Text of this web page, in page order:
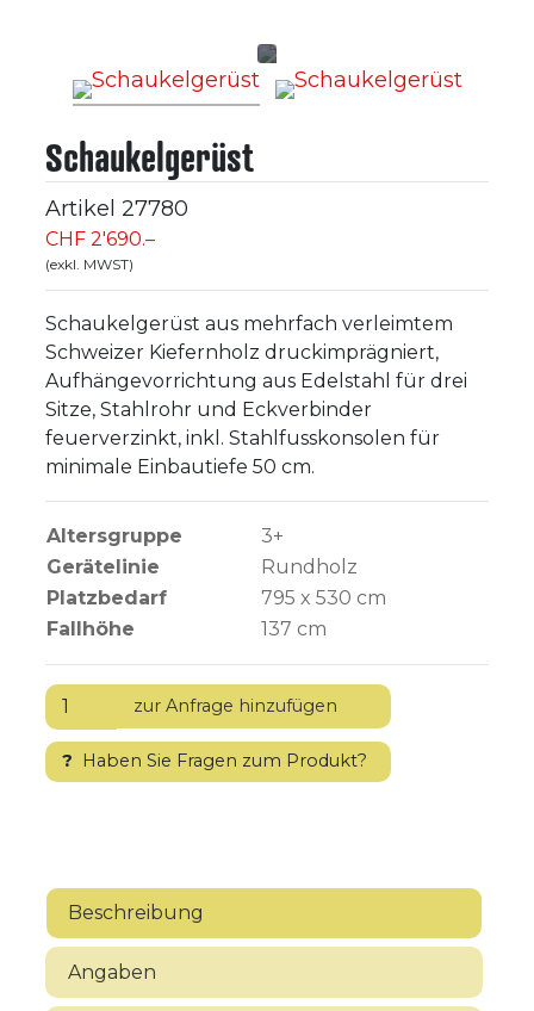
Schaukelgerüst
Artikel 27780
CHF 2'690.–
(exkl. MWST)
Schaukelgerüst aus mehrfach verleimtem
Schweizer Kiefernholz druckimprägniert,
Aufhängevorrichtung aus Edelstahl für drei
Sitze, Stahlrohr und Eckverbinder
feuerverzinkt, inkl. Stahlfusskonsolen für
minimale Einbautiefe 50 cm.
Altersgruppe
3+
Gerätelinie
Rundholz
Platzbedarf
795 x 530 cm
Fallhöhe
137 cm
? Haben Sie Fragen zum Produkt?
Beschreibung
Angaben